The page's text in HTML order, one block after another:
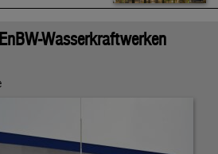
Wasserkraftwerken